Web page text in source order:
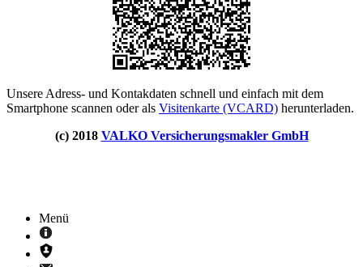
Unsere Adress- und Kontakdaten schnell und einfach mit dem
Smartphone scannen oder als Visitenkarte (VCARD) herunterladen.
(c) 2018 VALKO Versicherungsmakler GmbH
Menü